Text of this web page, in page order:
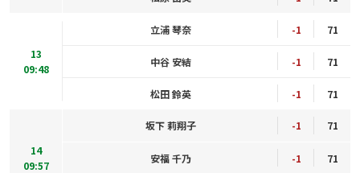
13
09:48
立浦 琴奈 -1 71
中谷 安結 -1 71
松田 鈴英 -1 71
14
09:57
坂下 莉翔子 -1 71
安福 千乃 -1 71